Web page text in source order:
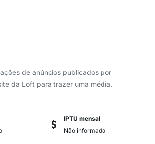
de anúncios publicados por
da Loft para trazer uma média.
IPTU mensal
Não informado